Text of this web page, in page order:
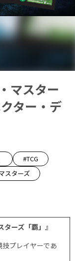
マスター
ター・デ
#TCG
スターズ
ーズ「覇」』
プレイヤーであ